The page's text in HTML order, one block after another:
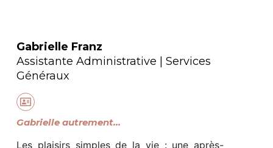
SAVOIR-FAIRE
NOS CLIENTS
NOS PARTENAIRES
Gabrielle Franz
Assistante Administrative | Services
Généraux
Gabrielle autrement...
Les plaisirs simples de la vie : une après-